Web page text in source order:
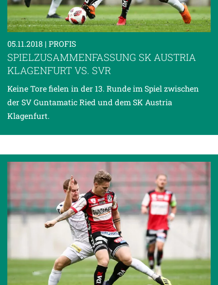
05.11.2018 | PROFIS
SPIELZUSAMMENFASSUNG SK AUSTRIA
KLAGENFURT VS. SVR
Keine Tore fielen in der 13. Runde im Spiel zwischen
der SV Guntamatic Ried und dem SK Austria
Klagenfurt.